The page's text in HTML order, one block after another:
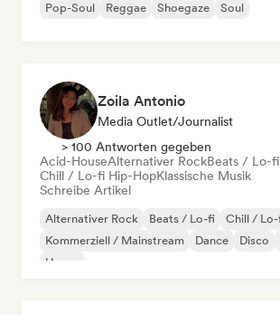
Pop-Soul
Reggae Shoegaze Soul
Zoila Antonio
Media Outlet/Journalist
> 100 Antworten gegeben
Acid-HouseAlternativer RockBeats / Lo-fi
Chill / Lo-fi Hip-HopKlassische Musik
Schreibe Artikel
Alternativer Rock Beats / Lo-fi
Chill /
Kommerziell / Mainstream
Dance Disco
House